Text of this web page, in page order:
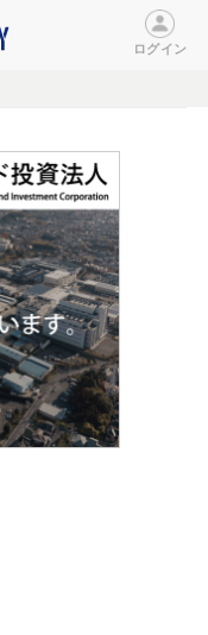
ログイン